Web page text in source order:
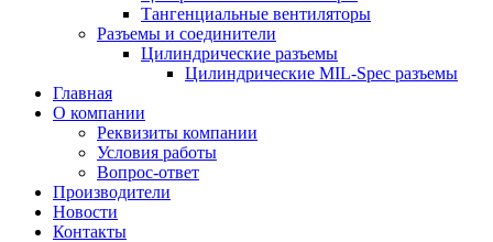
Тангенциальные вентиляторы
Разъемы и соединители
Цилиндрические разъемы
Цилиндрические MIL-Spec разъемы
Главная
О компании
Реквизиты компании
Условия работы
Вопрос-ответ
Производители
Новости
Контакты